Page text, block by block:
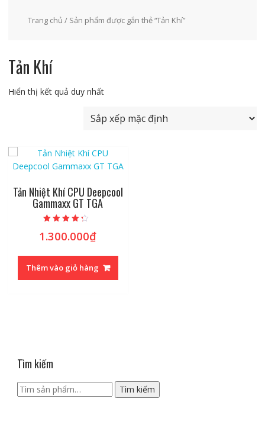
Trang chủ / Sản phẩm được gắn thẻ “Tản Khí”
Tản Khí
Hiển thị kết quả duy nhất
Tản Nhiệt Khí CPU Deepcool
Gammaxx GT TGA
hạng
4.00
1.300.000₫
Thêm vào giỏ hàng
Tìm kiếm
Tìm
kiếm:
Tìm kiếm